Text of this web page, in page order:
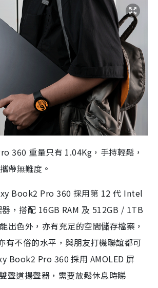
360 重量只有 1.04Kg，手持輕鬆，
帶無難度。
Book2 Pro 360 採用第 12 代 Intel
，搭配 16GB RAM 及 512GB / 1TB
出色外，亦有充足的空間儲存檔案，
有不俗的水平，與朋友打機聯誼都可
Book2 Pro 360 採用 AMOLED 屏
聲道揚聲器，需要放鬆休息時睇